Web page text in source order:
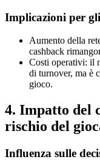
Implicazioni per
Aumento della
cashback
Costi operativi: il
di turnover, ma è
gioco.
4. Impatto del
rischio del
Influenza sulle